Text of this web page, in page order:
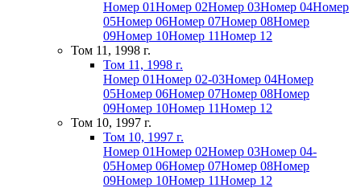
Номер 01Номер 02Номер 03Номер 04Номер
05Номер 06Номер 07Номер 08Номер
09Номер 10Номер 11Номер 12
Том 11, 1998 г.
Том 11, 1998 г.
Номер 01Номер 02-03Номер 04Номер
05Номер 06Номер 07Номер 08Номер
09Номер 10Номер 11Номер 12
Том 10, 1997 г.
Том 10, 1997 г.
Номер 01Номер 02Номер 03Номер 04-
05Номер 06Номер 07Номер 08Номер
09Номер 10Номер 11Номер 12